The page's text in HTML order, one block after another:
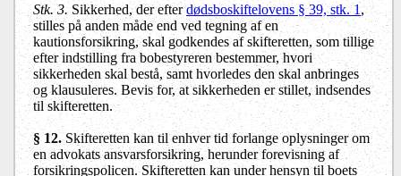
Stk. 3. Sikkerhed, der efterdødsboskiftelovens § 39, stk. 1,
stilles på anden måde end ved tegning af en
kautionsforsikring, skal godkendes af skifteretten, som tillige
efter indstilling fra bobestyreren bestemmer, hvori
sikkerheden skal bestå, samt hvorledes den skal anbringes
og klausuleres. Bevis for, at sikkerheden er stillet, indsendes
til skifteretten.
§ 12.Skifteretten kan til enhver tid forlange oplysninger om
en advokats ansvarsforsikring, herunder forevisning af
forsikringspolicen. Skifteretten kan under hensyn til boets